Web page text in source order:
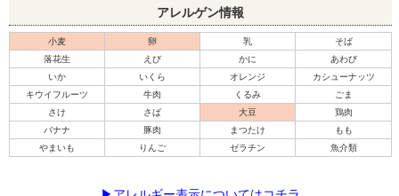
アレルゲン情報
小麦 卵 乳
そば
落花生
えび かに
あわび
いか
いくら オレンジ
カシューナッツ
キウイフルーツ
牛肉 くるみ
ごま
さけ
さば 大豆
鶏肉
バナナ
豚肉 まつたけ
もも
やまいも
りんご ゼラチン 魚介類